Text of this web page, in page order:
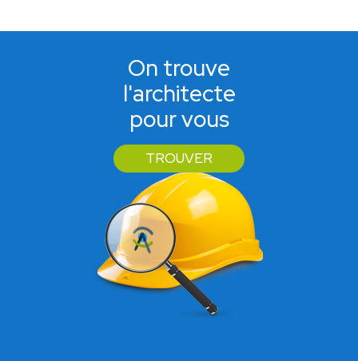
On trouve
l'architecte
pour vous
TROUVER